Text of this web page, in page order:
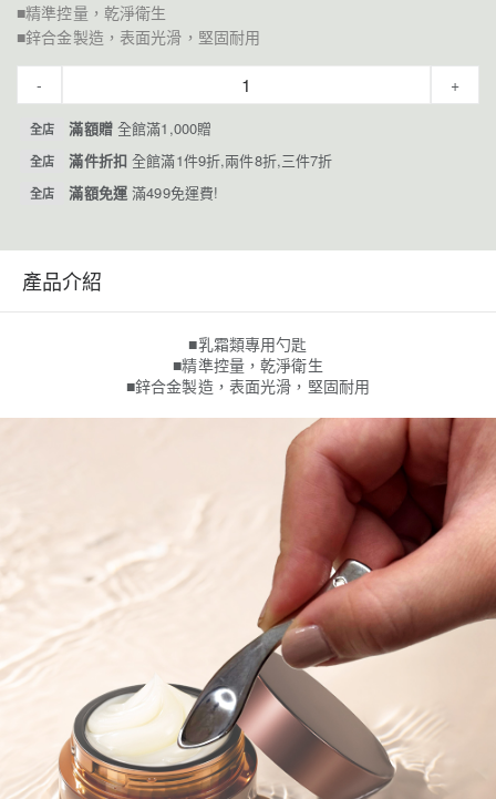
■精準控量，乾淨衛生
■鋅合金製造，表面光滑，堅固耐用
- +
全店 滿額贈 全館滿1,000贈
全店 滿件折扣全館滿1件9折,兩件8折,三件7折
全店 滿額免運滿499免運費!
產品介紹
■乳霜類專用勺匙
■精準控量，乾淨衛生
■鋅合金製造，表面光滑，堅固耐用